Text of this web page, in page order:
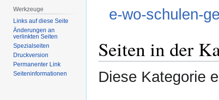
e-wo-schulen-
Seiten in der
Diese Kategorie
Werkzeuge
Links auf diese Seite
Änderungen an
verlinkten Seiten
Spezialseiten
Druckversion
Permanenter Link
Seiten­­informationen